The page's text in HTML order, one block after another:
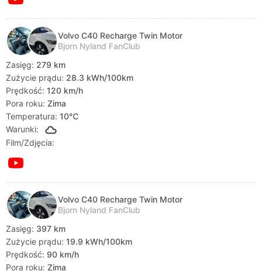
Volvo C40 Recharge Twin Motor
Bjorn Nyland FanClub
Zasięg: 279 km
Zużycie prądu: 28.3 kWh/100km
Prędkość: 120 km/h
Pora roku: Zima
Temperatura: 10℃
Warunki:
Film/Zdjęcia:
Volvo C40 Recharge Twin Motor
Bjorn Nyland FanClub
Zasięg: 397 km
Zużycie prądu: 19.9 kWh/100km
Prędkość: 90 km/h
Pora roku: Zima